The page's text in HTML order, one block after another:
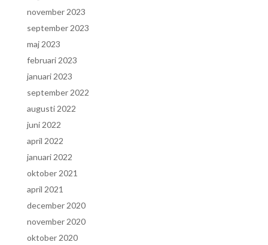
november 2023
september 2023
maj 2023
februari 2023
januari 2023
september 2022
augusti 2022
juni 2022
april 2022
januari 2022
oktober 2021
april 2021
december 2020
november 2020
oktober 2020